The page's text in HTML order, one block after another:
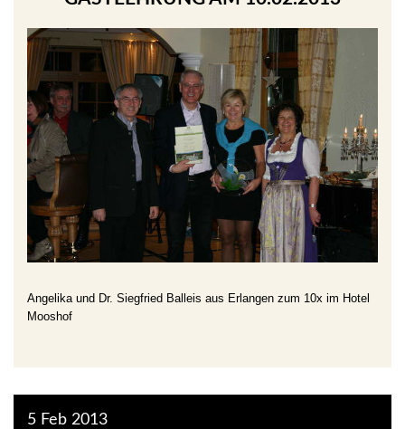
Angelika und Dr. Siegfried Balleis aus Erlangen zum 10x im Hotel
Mooshof
2013
5 Feb